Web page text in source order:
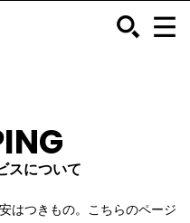
スについて
はつきもの。こちらのページ